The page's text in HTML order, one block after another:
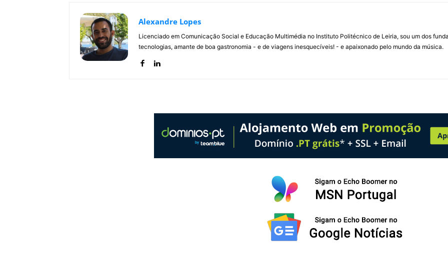
Alexandre Lopes
Licenciado em Comunicação Social e Educação Multimédia no Instituto Politécnico de Leiria, sou um dos
tecnologias, amante de boa gastronomia - e de viagens inesquecíveis! - e apaixonado pelo mundo da música.